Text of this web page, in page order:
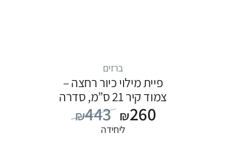
ברזים
פיית מילוי כיור רחצה –
צמוד קיר 21 ס”מ, סדרה
FLOW: כרום
₪443 ₪260
ליחידה